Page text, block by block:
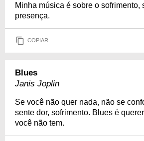
Minha música é sobre o sofrimento,
presença.
COPIAR
Blues
Janis Joplin
Se você não quer nada, não se
sente dor, sofrimento. Blues é
você não tem.